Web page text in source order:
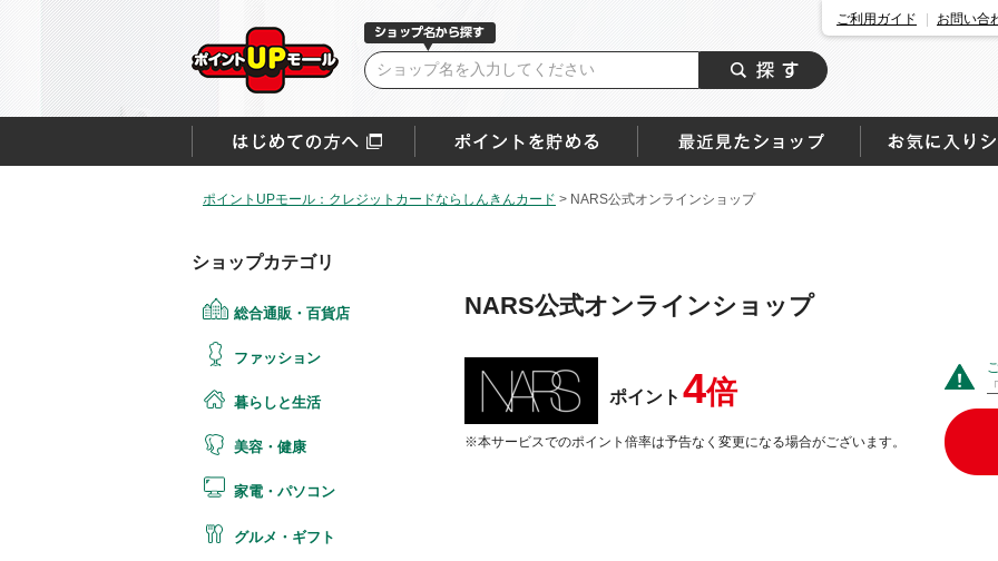
ご利用ガイド お問い合
ポイントUPモール：クレジットカードならしんきんカード > NARS公式オンラインショップ
ショップカテゴリ
総合通販・百貨店
ファッション
暮らしと生活
美容・健康
家電・パソコン
グルメ・ギフト
NARS公式オンラインショップ
ポイント 4倍
※本サービスでのポイント倍率は予告なく変更になる場合がございます。